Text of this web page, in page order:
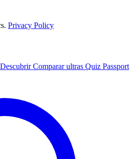
Privacy Policy
DescubrirComparar ultras Quiz Passport